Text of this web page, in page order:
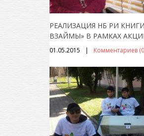
РЕАЛИЗАЦИЯ НБ РИ
ВЗАЙМЫ» В РАМКАХ
01.05.2015 Комментариев